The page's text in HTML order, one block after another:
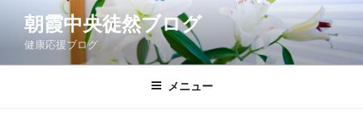
ン
朝霞中央徒然ブログ
健康応援ブログ
メニュー